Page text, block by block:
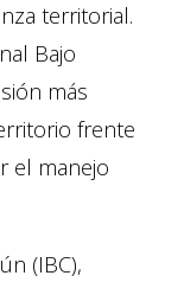
territorial.
Bajo
más
frente
el manejo
(IBC),